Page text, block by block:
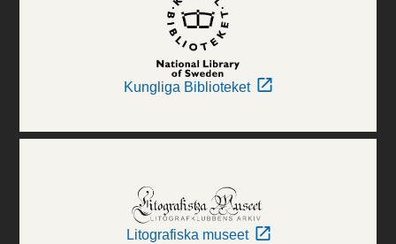
Kungliga Biblioteket
Litografiska museet